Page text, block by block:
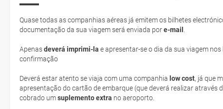
Quase todas as companhias aéreas já emitem os bilhetes
documentação da sua viagem será enviada pore-mail
Apenasdeverá imprimi-la e apresentar-se o dia da sua viagem
confirmação
Deverá estar atento se viaja com uma companhia low cost, já que
apresentação do cartão de embarque (que deverá realizar através
cobrado umsuplemento extra no aeroporto.